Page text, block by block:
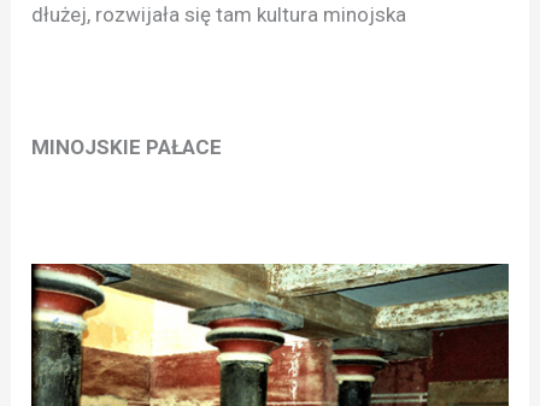
dłużej, rozwijała się tam kultura minojska
MINOJSKIE PAŁACE